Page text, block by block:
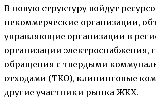
В новую структуру войдут
некоммерческие организации,
управляющие организации в
организации электроснабжения,
обращения с твердыми
отходами (ТКО), клининговые
другие участники рынка ЖКХ.